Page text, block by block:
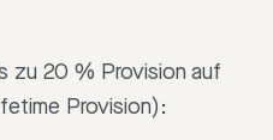
zu 20 % Provision auf
Provision):